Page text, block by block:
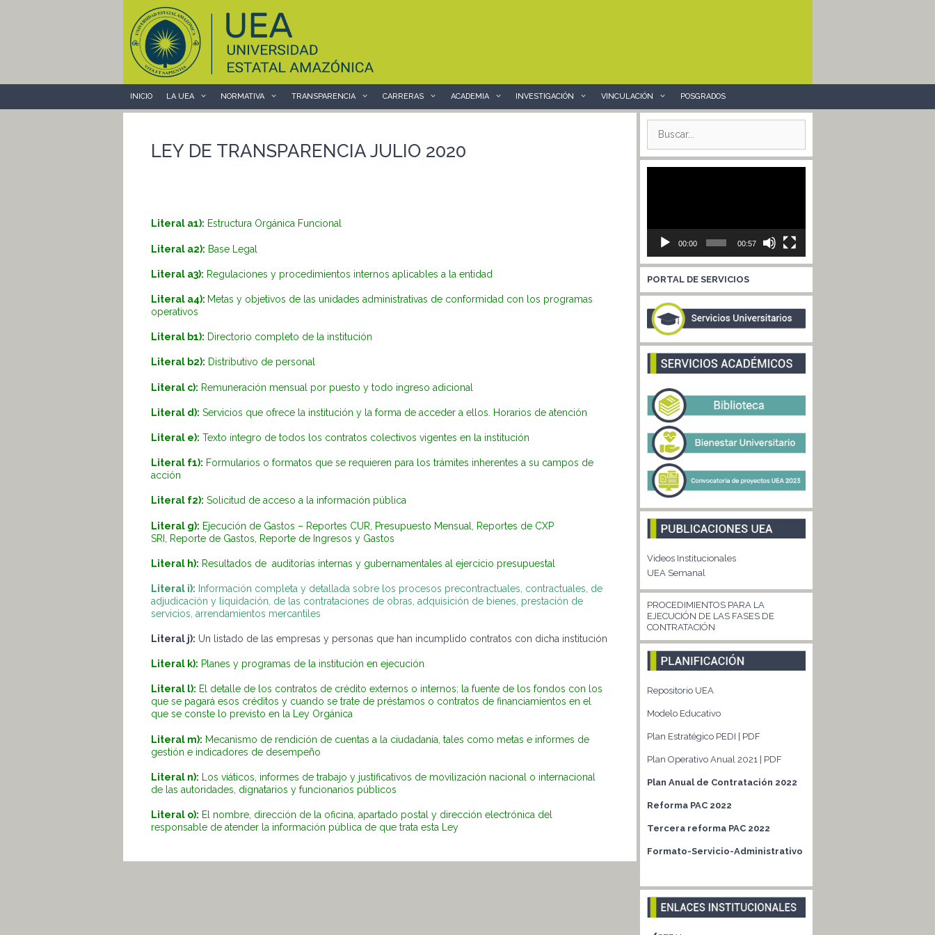
INICIO LA UEA NORMATIVA TRANSPARENCIA CARRERAS ACADEMIA INVESTIGACIÓN VINCULACIÓN POSGRADOS
LEY DE TRANSPARENCIA JULIO 2020
Literal a1): Estructura Orgánica Funcional
Literal a2): Base Legal
Literal a3): Regulaciones y procedimientos internos aplicables a la entidad
Literal a4): Metas y objetivos de las unidades administrativas de conformidad con los programas
operativos
Literal b1): Directorio completo de la institución
Literal b2): Distributivo de personal
Literal c): Remuneración mensual por puesto y todo ingreso adicional
Literal d): Servicios que ofrece la institución y la forma de acceder a ellos. Horarios de atención
Literal e): Texto íntegro de todos los contratos colectivos vigentes en la institución
Literal f1): Formularios o formatos que se requieren para los trámites inherentes a su campos de
acción
Literal f2): Solicitud de acceso a la información pública
Literal g): Ejecución de Gastos – Reportes CUR, Presupuesto Mensual, Reportes de CXP
SRI, Reporte de Gastos, Reporte de Ingresos y Gastos
Literal h): Resultados de auditorías internas y gubernamentales al ejercicio presupuestal
Literal i): Información completa y detallada sobre los procesos precontractuales, contractuales, de
adjudicación y liquidación, de las contrataciones de obras, adquisición de bienes, prestación de
servicios, arrendamientos mercantiles
Literal j): Un listado de las empresas y personas que han incumplido contratos con dicha institución
Literal k): Planes y programas de la institución en ejecución
Literal l): El detalle de los contratos de crédito externos o internos; la fuente de los fondos con los
que se pagará esos créditos y cuando se trate de préstamos o contratos de financiamientos en el
que se conste lo previsto en la Ley Orgánica
Literal m): Mecanismo de rendición de cuentas a la ciudadanía, tales como metas e informes de
gestión e indicadores de desempeño
Literal n): Los viáticos, informes de trabajo y justificativos de movilización nacional o internacional
de las autoridades, dignatarios y funcionarios públicos
Literal o): El nombre, dirección de la oficina, apartado postal y dirección electrónica del
responsable de atender la información pública de que trata esta Ley
00:00 00:57
PORTAL DE SERVICIOS
Videos Institucionales
UEA Semanal
PROCEDIMIENTOS PARA LA
EJECUCIÓN DE LAS FASES DE
CONTRATACIÓN
Repositorio UEA
Modelo Educativo
Plan Estratégico PEDI | PDF
Plan Operativo Anual 2021 | PDF
Plan Anual de Contratación 2022
Reforma PAC 2022
Tercera reforma PAC 2022
Formato-Servicio-Administrativo